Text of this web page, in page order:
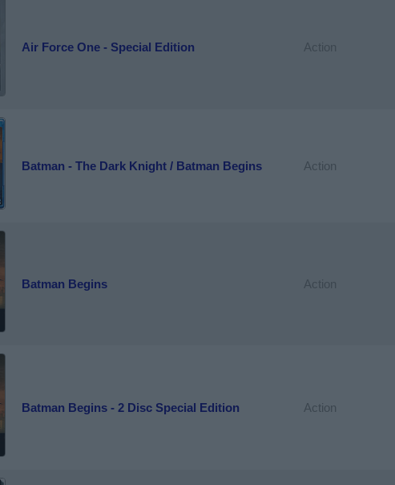
Air Force One - Special Edition Action
Batman - The Dark Knight / Batman Begins Action
Batman Begins Action
Batman Begins - 2 Disc Special Edition Action